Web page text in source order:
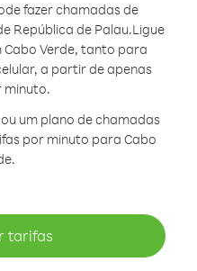
fazer chamadas de
República de Palau.Ligue
Verde, tanto para
a partir de apenas
minuto.
um plano de chamadas
por minuto para Cabo
tarifas